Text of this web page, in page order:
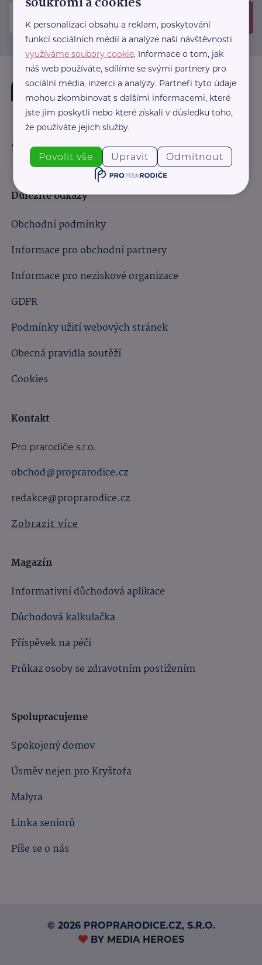
Sledujte nás:
Důležité odkazy
Obchodní podmínky
Informace pro obchodní partnery
Informace pro neziskové organizace
GDPR
Podmínky užití webových stránek
Obecná pravidla soutěží
Cookies
Kontakt
Pro prarodiče s.r.o.
obchod@proprarodice.cz
redakce@proprarodice.cz
Zobrazit více
Magazín
Informativní důchodová aplikace
Důchodová kalkulačka
Příspěvek na péči
Průkaz osoby se zdravotním postižením
Spolupracujeme
Spokojený domov
Úsměv nejen pro Kryštofa
Malyra
Linka seniorů
Píše se o nás
© 2026 PROPRARODICE.CZ, S.R.O.
BY MEDIA HEROES
K personalizaci obsahu a reklam, poskytování
funkcí sociálních médií a analýze naší návštěvnosti
využíváme soubory cookie. Informace o tom, jak
náš web používáte, sdílíme se svými partnery pro
sociální média, inzerci a analýzy. Partneři tyto údaje
mohou zkombinovat s dalšími informacemi, které
jste jim poskytli nebo které získali v důsledku toho,
že používáte jejich služby.
Povolit vše Upravit Odmítnout